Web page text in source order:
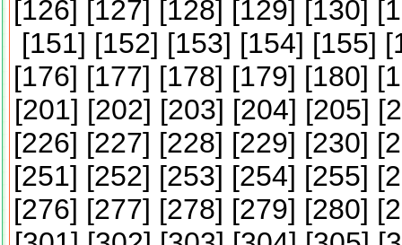
[126] [127] [128] [129] [130] [
[151] [152] [153] [154] [155] [
[176] [177] [178] [179] [180] [
[201] [202] [203] [204] [205] [
[226] [227] [228] [229] [230] [
[251] [252] [253] [254] [255] [
[276] [277] [278] [279] [280] [